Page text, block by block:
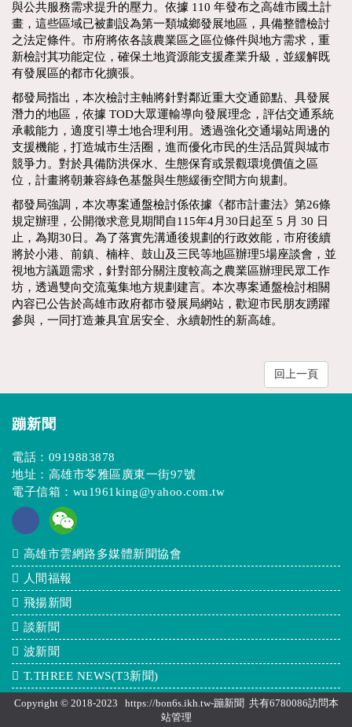
與公共服務需求提升的壓力。依據 110 年發布之高雄市國土計
畫，這些區域已被劃設為第一類城鄉發展地區，具備整體檢討
之法定條件。市府將依各該農業區之區位條件與地方需求，重
新檢討其功能定位，確保土地資源能支援產業升級，並緩解既
有發展區的都市化擴張。
都發局指出，本次檢討主軸將針對鄰近重大交通節點、具發展
潛力的地區，依據 TOD大眾運輸導向發展理念，評估交通系統
承載能力，適度引導土地合理利用。透過強化交通場站周邊的
支援機能，打造城市生活圈，進而優化市民的生活品質與城市
競爭力。對於具備防洪保水、生態保育或景觀環境價值之區
位，計畫將朝兼容綠色基盤與生態緩衝空間方向規劃。
都發局強調，本次專案通盤檢討係依據《都市計畫法》第26條
規定辦理，公開徵求意見期間自115年4月30日起至 5 月 30 日
止，為期30日。為了落實先溝通後規劃的行政效能，市府後續
將於小港、前鎮、楠梓、鼓山及三民等地區辦理5場座談會，並
視地方議題需求，針對部分關注度較高之農業區辦理民眾工作
坊，透過雙向交流蒐集地方規劃建言。本次專案通盤檢討相關
內容已公告於高雄市政府都市發展局網站，歡迎市民朋友踴躍
參與，一同打造兼具宜居安全、永續韌性的新高雄。
回上一頁
蹦新聞
電話： 0919883878
地址：高雄市苓雅區廣東一街97號
電子信箱： wu1961king@yahoo.com.tw
高雄市雲網路多媒體新聞協會
人間福報
飛揚新聞
談新聞
波新聞
T.THREE NEWS(T3新聞)
Copyright © 2018-2023 https://bon6s.ikh.tw-蹦新聞 共有6780086訪問本
站管理